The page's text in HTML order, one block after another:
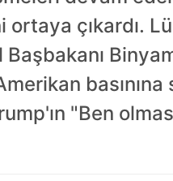
çıkardı.
basınına
"Ben